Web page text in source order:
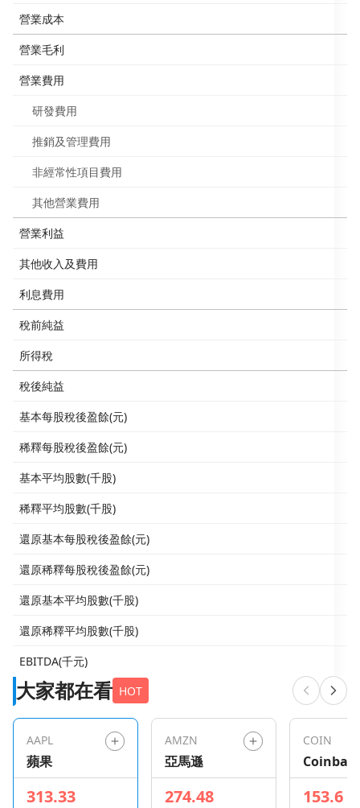
營業成本
營業毛利
營業費用
研發費用
推銷及管理費用
非經常性項目費用
其他營業費用
營業利益
其他收入及費用
利息費用
稅前純益
所得稅
稅後純益
基本每股稅後盈餘(元)
稀釋每股稅後盈餘(元)
基本平均股數(千股)
稀釋平均股數(千股)
還原基本每股稅後盈餘(元)
還原稀釋每股稅後盈餘(元)
還原基本平均股數(千股)
還原稀釋平均股數(千股)
EBITDA(千元)
大家都在看 HOT
AAPL
蘋果
313.33
AMZN
亞馬遜
274.48
COIN
Global
153.6